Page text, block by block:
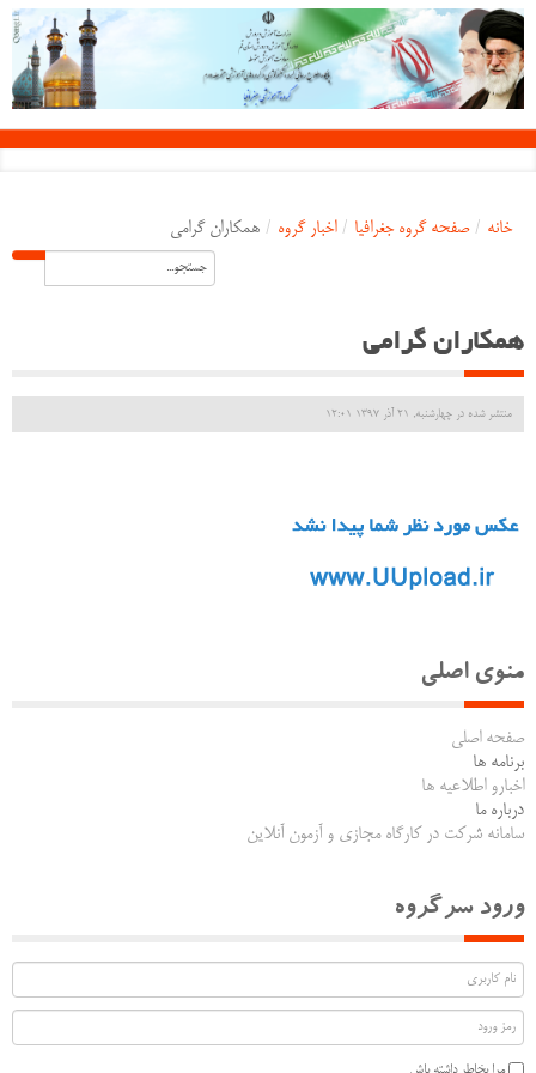
خانه / صفحه گروه جغرافیا / اخبار گروه / همکاران گرامی
همکاران گرامی
منتشر شده در چهارشنبه, 21 آذر 1397 12:01
منوی اصلی
صفحه اصلی
برنامه ها
اخبارو اطلاعیه ها
درباره ما
سامانه شرکت در کارگاه مجازی و آزمون آنلاین
ورود سرگروه